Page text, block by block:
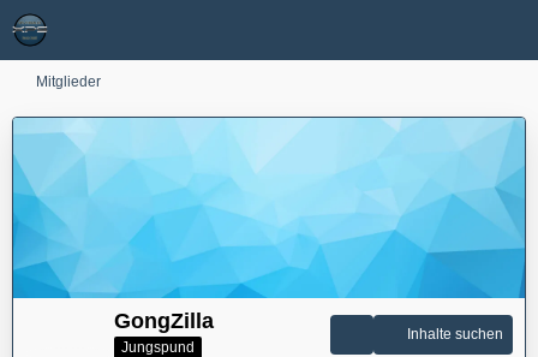
Mitglieder
GongZilla
Jungspund
Inhalte suchen